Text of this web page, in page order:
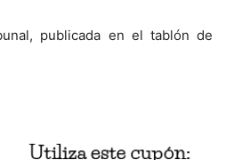
publicada en el tablón de